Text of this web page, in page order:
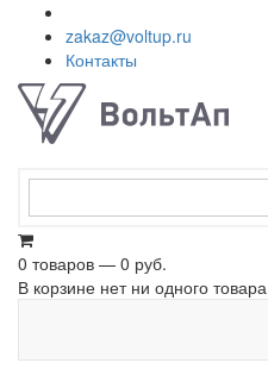
zakaz@voltup.ru
Контакты
0 товаров — 0 руб.
В корзине нет ни одного товара